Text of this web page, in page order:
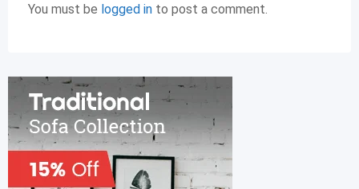
You must be logged in to post a comment.